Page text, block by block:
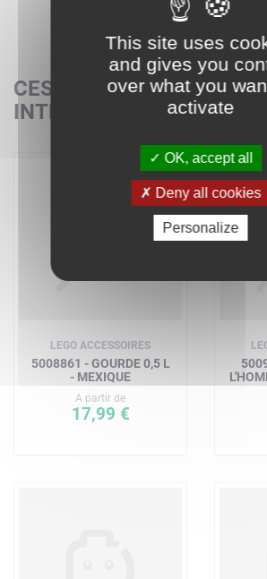
CES SETS POURRAIENT
INTÉRESSER
LEGO ACCESSOIRES
5008861 - GOURDE 0,5 L
- MEXIQUE
A partir de
17,99 €
This site uses
and gives you
over what you
activate
OK, accept all
Deny all cookies
Personalize